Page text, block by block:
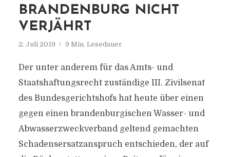
RANDENBURG NICHT V
ERJÄHRT
2. Juli 2019 9 Min. Lesedauer
Der unter anderem für das Amts- und
Staatshaftungsrecht zuständige III. Zivilsenat
des Bundesgerichtshofs hat heute über einen
gegen einen brandenburgischen Wasser- und
Abwasserzweckverband geltend gemachten
Schadensersatzanspruch entschieden, der auf